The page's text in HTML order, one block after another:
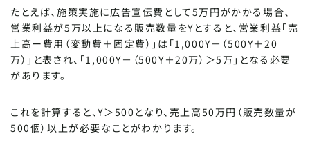
たとえば、施策実施に広告宣伝費として5万円がかかる場合、
営業利益が5万以上になる販売数量をYとすると、営業利益「売
上高ー費用（変動費＋固定費）」は「1,000Y－（500Y＋20
万）」と表され、「1,000Y－（500Y＋20万）＞5万」となる必要
があります。
これを計算すると、Y＞500となり、売上高50万円（販売数量が
500個）以上が必要なことがわかります。